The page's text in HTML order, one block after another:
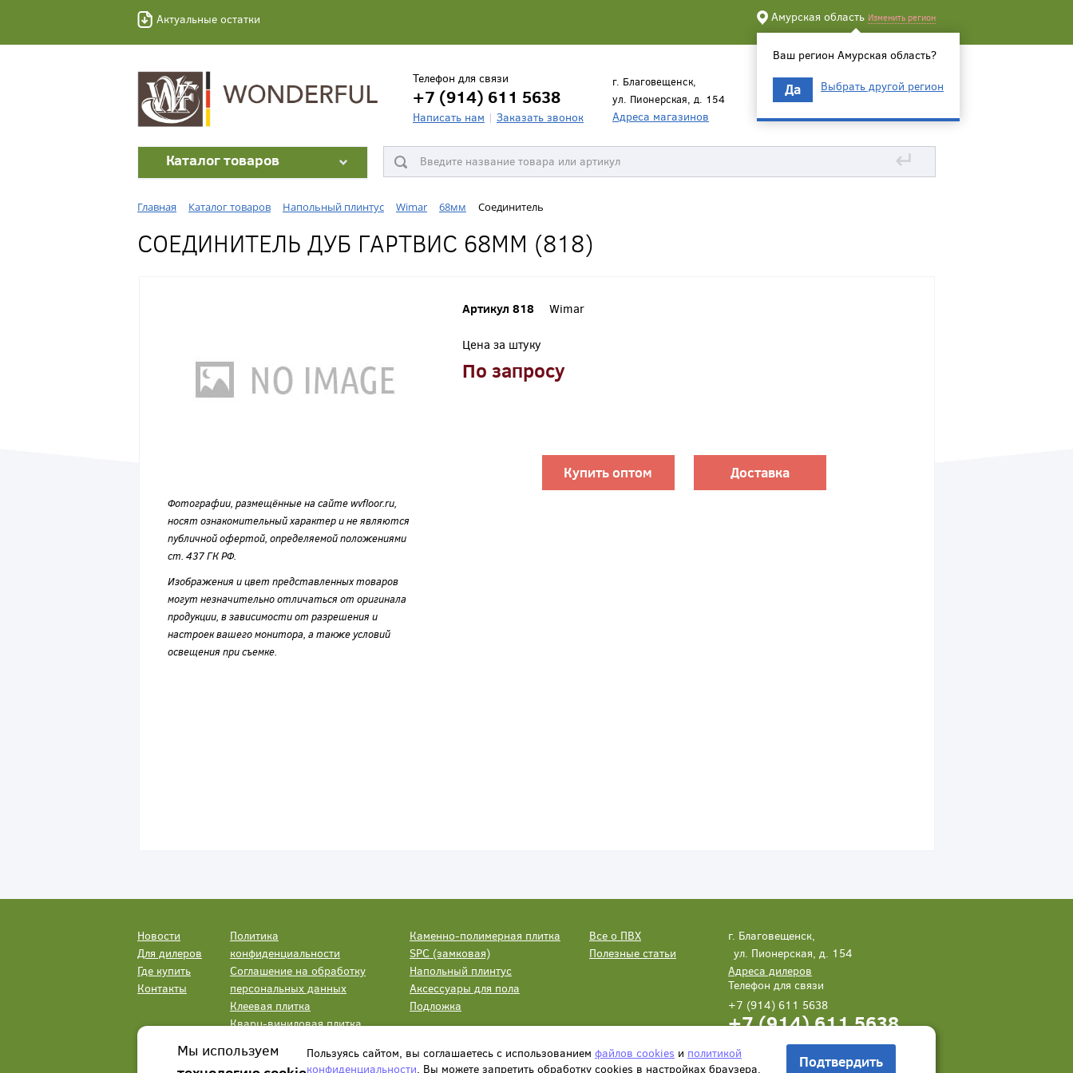
Актуальные остатки Амурская область Изменить регион
Ваш регион Амурская область?
Да Выбрать другой регион
Телефон для связи
+7 (914) 611 5638
Написать нам Заказать звонок
г. Благовещенск,
ул. Пионерская, д. 154
Адреса магазинов
Каталог товаров ↵
Главная Каталог товаров Напольный плинтус Wimar 68мм Соединитель
СОЕДИНИТЕЛЬ ДУБ ГАРТВИС 68ММ (818)
Фотографии, размещённые на сайте wvfloor.ru,
носят ознакомительный характер и не являются
публичной офертой, определяемой положениями
ст. 437 ГК РФ.
Изображения и цвет представленных товаров
могут незначительно отличаться от оригинала
продукции, в зависимости от разрешения и
настроек вашего монитора, а также условий
освещения при съемке.
Артикул 818 Wimar
Цена за штуку
По запросу
Купить оптом Доставка
Новости
Для дилеров
Где купить
Контакты
Политика
конфиденциальности
Соглашение на обработку
персональных данных
Клеевая плитка
Кварц-виниловая плитка
Каменно-полимерная плитка
SPC (замковая)
Напольный плинтус
Аксессуары для пола
Подложка
Все о ПВХ
Полезные статьи
г. Благовещенск,
ул. Пионерская, д. 154
Адреса дилеров
Телефон для связи
+7 (914) 611 5638
+7 (914) 611 5638
Написать нам Заказать звонок
Мы используем
Пользуясь сайтом, вы соглашаетесь с использованием файлов cookies и политикой
конфиденциальности. Вы можете запретить обработку сookies в настройках браузера. Подтвердить